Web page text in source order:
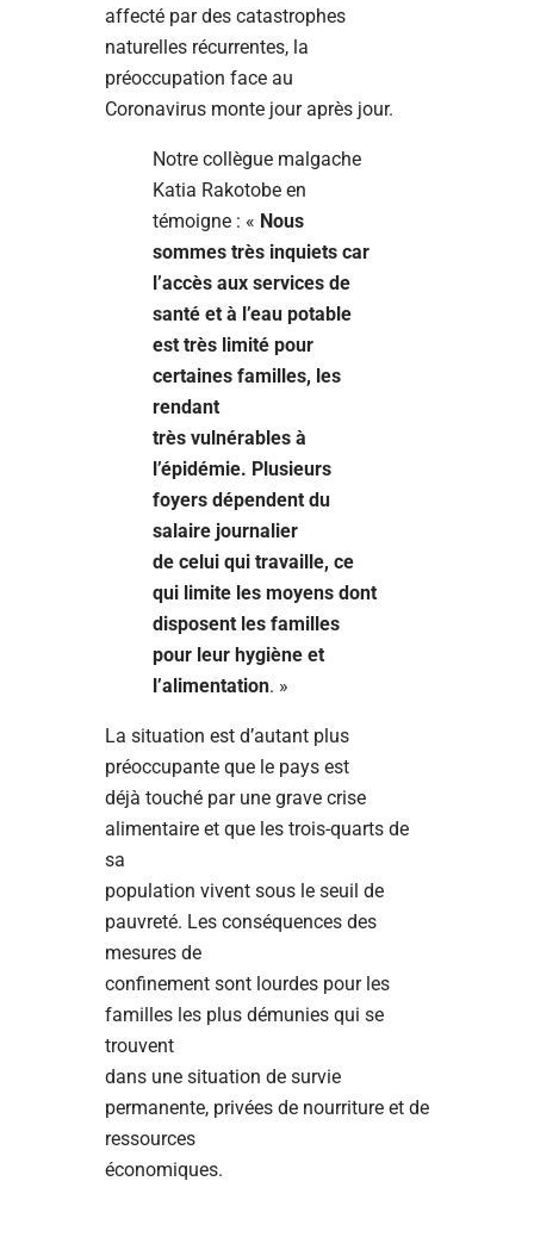
affecté par des catastrophes
naturelles récurrentes, la
préoccupation face au
Coronavirus monte jour après jour.
Notre collègue malgache
Katia Rakotobe en
témoigne : « Nous
sommes très inquiets car
l’accès aux services de
santé et à l’eau potable
est très limité pour
certaines familles, les
rendant
très vulnérables à
l’épidémie. Plusieurs
foyers dépendent du
salaire journalier
de celui qui travaille, ce
qui limite les moyens dont
disposent les familles
pour leur hygiène et
l’alimentation. »
La situation est d’autant plus
préoccupante que le pays est
déjà touché par une grave crise
alimentaire et que les trois-quarts de
sa
population vivent sous le seuil de
pauvreté. Les conséquences des
mesures de
confinement sont lourdes pour les
familles les plus démunies qui se
trouvent
dans une situation de survie
permanente, privées de nourriture et de
ressources
économiques.